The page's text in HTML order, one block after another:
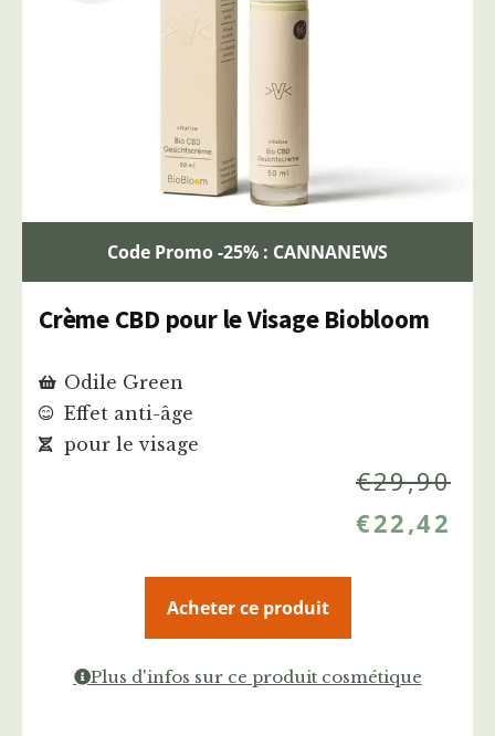
Code Promo -25% : CANNANEWS
Crème CBD pour le Visage Biobloom
Odile Green
Effet anti-âge
pour le visage
€29,90
€22,42
Acheter ce produit
Plus d'infos sur ce produit cosmétique